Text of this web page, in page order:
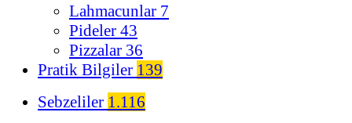
Lahmacunlar 7
Pideler 43
Pizzalar 36
Pratik Bilgiler 139
Sebzeliler 1.116